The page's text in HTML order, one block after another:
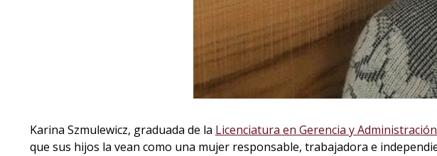
Karina Szmulewicz, graduada de la Licenciatura en Gerencia y
que sus hijos la vean como una mujer responsable, trabajadora e